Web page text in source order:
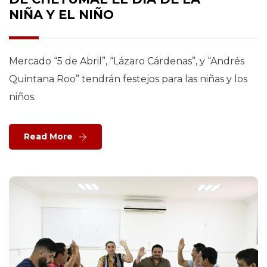
NIÑA Y EL NIÑO
Mercado “5 de Abril”, “Lázaro Cárdenas”, y “Andrés
Quintana Roo” tendrán festejos para las niñas y los
niños.
Read More